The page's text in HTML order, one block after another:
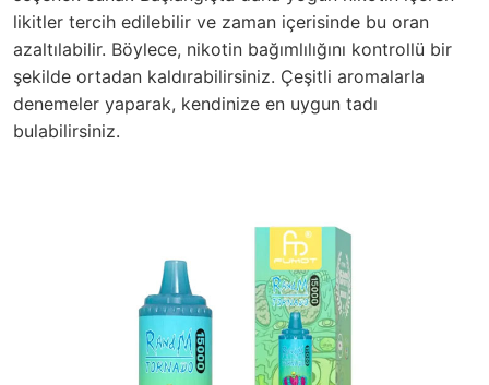
likitler tercih edilebilir ve zaman içerisinde bu oran
azaltılabilir. Böylece, nikotin bağımlılığını kontrollü bir
şekilde ortadan kaldırabilirsiniz. Çeşitli aromalarla
denemeler yaparak, kendinize en uygun tadı
bulabilirsiniz.